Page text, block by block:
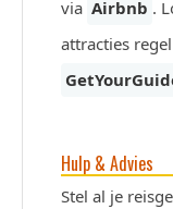
via Airbnb .
attracties
Hulp & Advies
Stel al je